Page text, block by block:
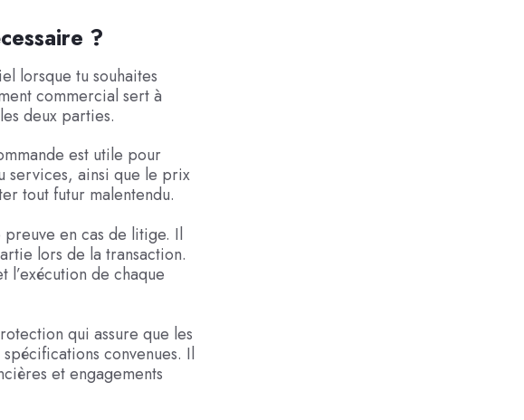
?
lorsque tu souhaites
commercial sert à
deux parties.
est utile pour
services, ainsi que le prix
tout futur malentendu.
en cas de litige. Il
lors de la transaction.
de chaque
qui assure que les
convenues. Il
et engagements